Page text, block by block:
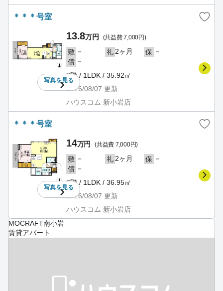
＊＊＊号室
写真を見る
13.8万円 (共益費 7,000円)
敷 － 礼2ヶ月 保 －
償 －
3階 / 1LDK / 35.92㎡
2026/08/07 更新
ハウスコム 新小岩店
＊＊＊号室
写真を見る
14万円 (共益費 7,000円)
敷 － 礼2ヶ月 保 －
償 －
3階 / 1LDK / 36.95㎡
2026/08/07 更新
ハウスコム 新小岩店
MOCRAFT南小岩
賃貸アパート